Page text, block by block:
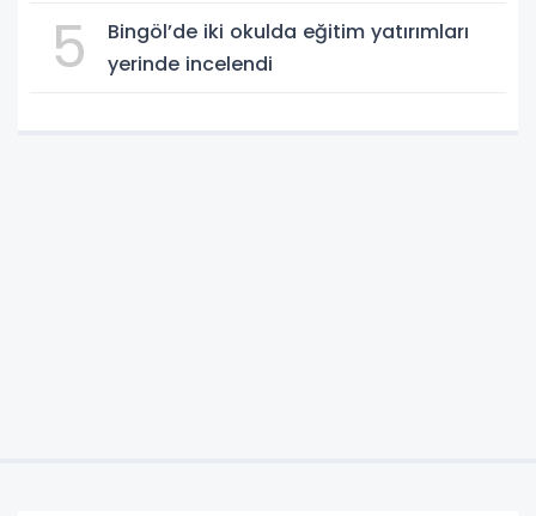
5
Bingöl’de iki okulda eğitim yatırımları
yerinde incelendi